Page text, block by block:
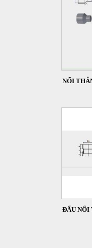
NỐI
ĐẤU NỐI